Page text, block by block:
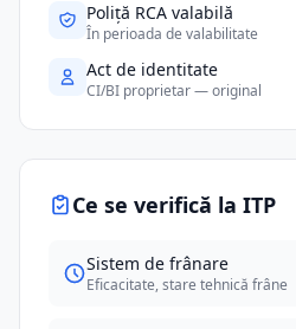
Poliță RCA valabilă
În perioada de valabilitate
Act de identitate
CI/BI proprietar — original
Ce se verifică la ITP
Sistem de frânare
Eficacitate, stare tehnică frâne